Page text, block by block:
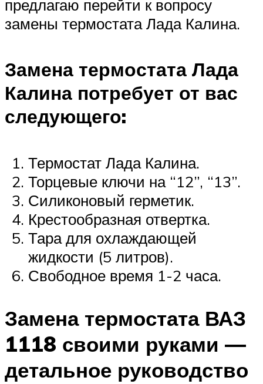
предлагаю перейти к вопросу
замены термостата Лада Калина.
Замена термостата Лада
Калина потребует от вас
следующего:
Термостат Лада Калина.
Торцевые ключи на “12”, “13”.
Силиконовый герметик.
Крестообразная отвертка.
Тара для охлаждающей
жидкости (5 литров).
Свободное время 1-2 часа.
Замена термостата ВАЗ
1118 своими руками —
детальное руководство